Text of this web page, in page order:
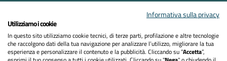
Informativa sulla privacy
Utilizziamo i cookie
In questo sito utilizziamo cookie tecnici, di terze parti, profilazione e altre tecnologie
che raccolgono dati della tua navigazione per analizzare l’utilizzo, migliorare la tua
esperienza e personalizzare il contenuto e la pubblicità. Cliccando su “Accetta”,